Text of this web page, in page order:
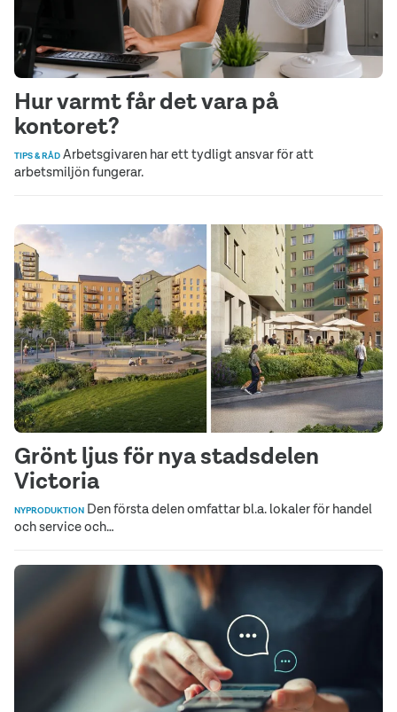
Hur varmt får det vara på
kontoret?
TIPS & RÅD Arbetsgivaren har ett tydligt ansvar för att
arbetsmiljön fungerar.
Grönt ljus för nya stadsdelen
Victoria
NYPRODUKTION Den första delen omfattar bl.a. lokaler för handel
och service och…